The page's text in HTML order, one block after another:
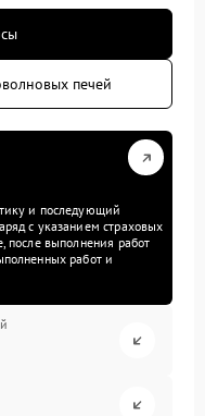
печей
и последующий
с указанием страховых
после выполнения работ
работ и